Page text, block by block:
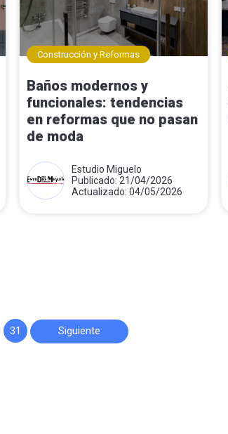
Construcción y Reformas
Baños modernos y
funcionales: tendencias
en reformas que no pasan
de moda
Estudio Miguelo
Publicado: 21/04/2026
Actualizado: 04/05/2026
31 Siguiente